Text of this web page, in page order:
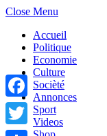
Close Menu
Accueil
Politique
Economie
Culture
Socièté
Annonces
Sport
Videos
Facebook